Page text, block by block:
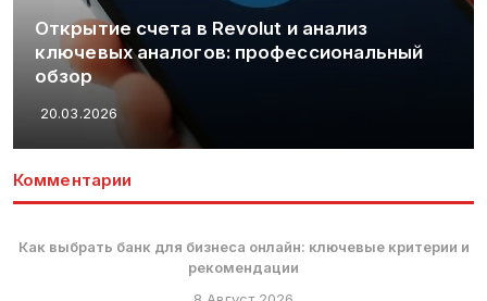
Открытие счета в Revolut и анализ
ключевых аналогов: профессиональный
обзор
20.03.2026
Комментарии
Как выбрать банк для бизнеса онлайн: ключевые критерии и
рекомендации